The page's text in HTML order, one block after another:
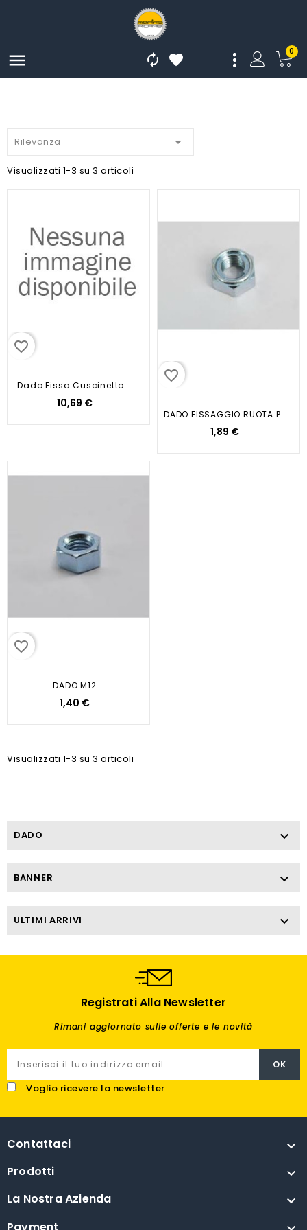
 0


Rilevanza 
Visualizzati 1-3 su 3 articoli
favorite_border
Dado Fissa Cuscinetto...
10,69 €
favorite_border
DADO FISSAGGIO RUOTA POST. M14X1...
1,89 €
favorite_border
DADO M12
1,40 €
Visualizzati 1-3 su 3 articoli
DADO 
BANNER 
ULTIMI ARRIVI 
Registrati Alla Newsletter
Rimani aggiornato sulle offerte e le novità
Voglio ricevere la newsletter
Contattaci 
Prodotti 
La Nostra Azienda 
Payment